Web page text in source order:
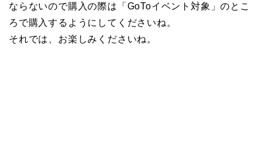
ならないので購入の際は「GoToイベント対象」のとこ
ろで購入するようにしてくださいね。
それでは、お楽しみくださいね。